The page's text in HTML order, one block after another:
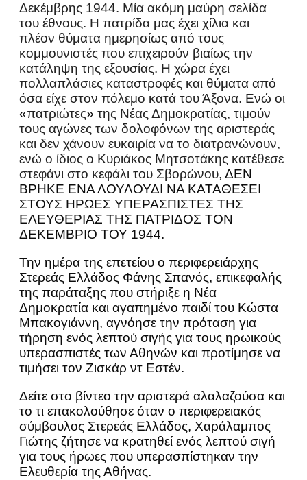
Δεκέμβρης 1944. Μία ακόμη μαύρη σελίδα
του έθνους. Η πατρίδα μας έχει χίλια και
πλέον θύματα ημερησίως από τους
κομμουνιστές που επιχειρούν βιαίως την
κατάληψη της εξουσίας. Η χώρα έχει
πολλαπλάσιες καταστροφές και θύματα από
όσα είχε στον πόλεμο κατά του Άξονα. Ενώ οι
«πατριώτες» της Νέας Δημοκρατίας, τιμούν
τους αγώνες των δολοφόνων της αριστεράς
και δεν χάνουν ευκαιρία να το διατρανώνουν,
ενώ ο ίδιος ο Κυριάκος Μητσοτάκης κατέθεσε
στεφάνι στο κεφάλι του Σβορώνου, ΔΕΝ
ΒΡΗΚΕ ΕΝΑ ΛΟΥΛΟΥΔΙ ΝΑ ΚΑΤΑΘΕΣΕΙ
ΣΤΟΥΣ ΗΡΩΕΣ ΥΠΕΡΑΣΠΙΣΤΕΣ ΤΗΣ
ΕΛΕΥΘΕΡΙΑΣ ΤΗΣ ΠΑΤΡΙΔΟΣ ΤΟΝ
ΔΕΚΕΜΒΡΙΟ ΤΟΥ 1944.
Την ημέρα της επετείου ο περιφερειάρχης
Στερεάς Ελλάδος Φάνης Σπανός, επικεφαλής
της παράταξης που στήριξε η Νέα
Δημοκρατία και αγαπημένο παιδί του Κώστα
Μπακογιάννη, αγνόησε την πρόταση για
τήρηση ενός λεπτού σιγής για τους ηρωικούς
υπερασπιστές των Αθηνών και προτίμησε να
τιμήσει τον Ζισκάρ ντ Εστέν.
Δείτε στο βίντεο την αριστερά αλαλαζούσα και
το τι επακολούθησε όταν ο περιφερειακός
σύμβουλος Στερεάς Ελλάδος, Χαράλαμπος
Γιώτης ζήτησε να κρατηθεί ενός λεπτού σιγή
για τους ήρωες που υπερασπίστηκαν την
Ελευθερία της Αθήνας.